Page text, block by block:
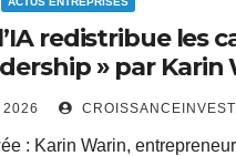
redistribue les
» par Karin
: Karin Warin,